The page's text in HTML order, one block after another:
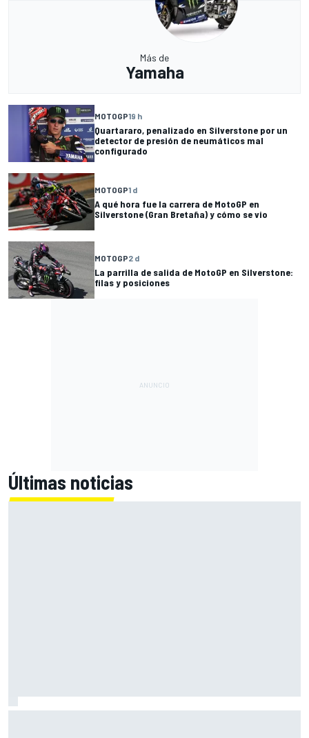
Más de
Yamaha
MOTOGP19 h
Quartararo, penalizado en Silverstone por un
detector de presión de neumáticos mal
configurado
MOTOGP1 d
A qué hora fue la carrera de MotoGP en
Silverstone (Gran Bretaña) y cómo se vio
MOTOGP2 d
La parrilla de salida de MotoGP en Silverstone:
filas y posiciones
Últimas noticias